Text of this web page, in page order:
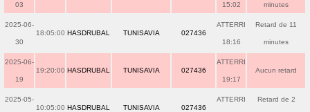
03 15:02 minutes
2025-06-
30
18:05:00 HASDRUBAL TUNISAVIA 027436
ATTERRI
18:16
Retard de 11
minutes
2025-06-
19
19:20:00 HASDRUBAL TUNISAVIA 027436
ATTERRI
19:17
Aucun retard
2025-05-
10:05:00 HASDRUBAL TUNISAVIA 027436
ATTERRI Retard de 2